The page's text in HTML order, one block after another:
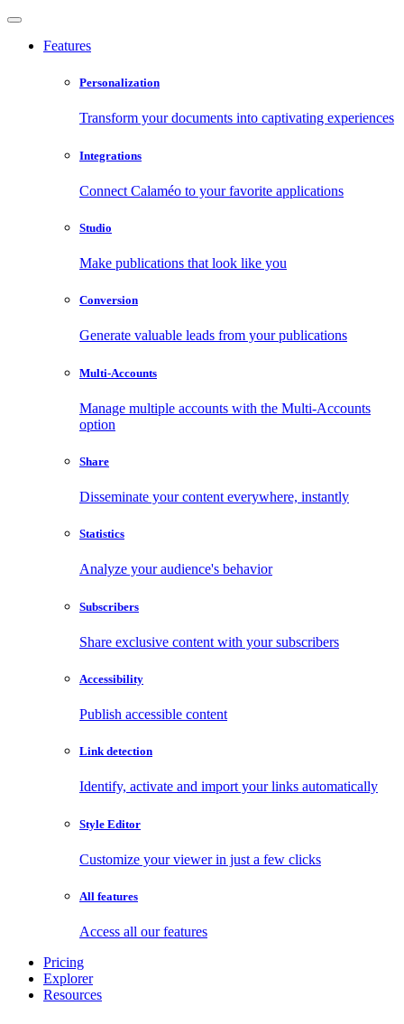
Features
Personalization
Transform your documents into captivating experiences
Integrations
Connect Calaméo to your favorite applications
Studio
Make publications that look like you
Conversion
Generate valuable leads from your publications
Multi-Accounts
Manage multiple accounts with the Multi-Accounts
option
Share
Disseminate your content everywhere, instantly
Statistics
Analyze your audience's behavior
Subscribers
Share exclusive content with your subscribers
Accessibility
Publish accessible content
Link detection
Identify, activate and import your links automatically
Style Editor
Customize your viewer in just a few clicks
All features
Access all our features
Pricing
Explorer
Resources